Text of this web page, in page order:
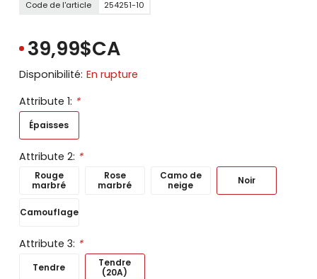
Code de l'article 254251-10
39,99$CA
Disponibilité: En rupture
Attribute 1: *
Épaisses
Attribute 2: *
Rouge
marbré
Rose
marbré
Camo de
neige
Noir
Camouflage
Attribute 3: *
Tendre
Tendre
(20A)